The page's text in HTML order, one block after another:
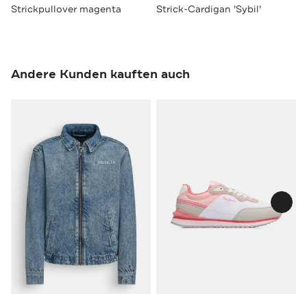
Strickpullover magenta Strick-Cardigan 'Sybil'
Andere Kunden kauften auch